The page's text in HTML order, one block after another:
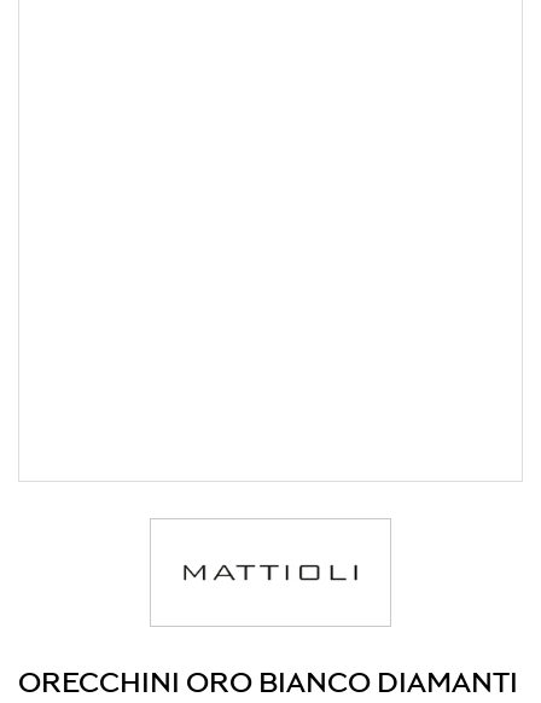
ORECCHINI ORO BIANCO DIAMANTI